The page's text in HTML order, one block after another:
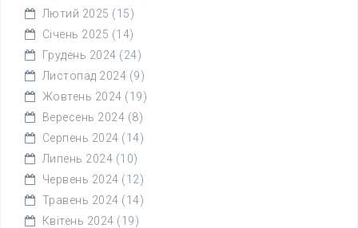
Лютий 2025 (15)
Січень 2025 (14)
Грудень 2024 (24)
Листопад 2024 (9)
Жовтень 2024 (19)
Вересень 2024 (8)
Серпень 2024 (14)
Липень 2024 (10)
Червень 2024 (12)
Травень 2024 (14)
Квітень 2024 (19)